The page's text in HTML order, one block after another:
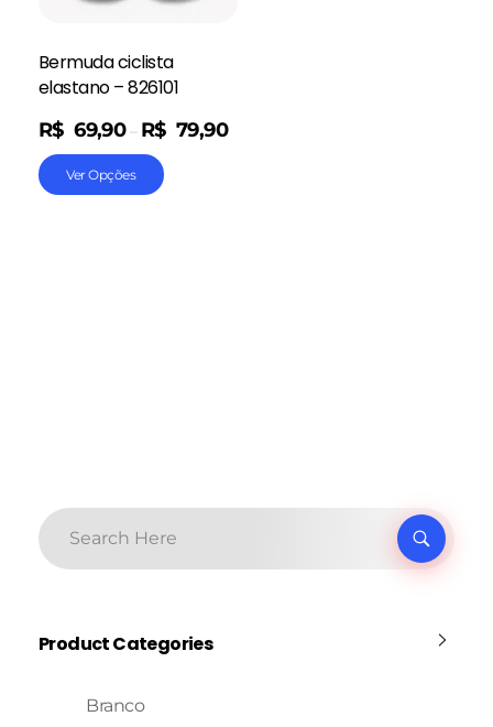
Bermuda ciclista
elastano – 826101
R$ 69,90 – R$ 79,90
Ver Opções
Product Categories
Branco